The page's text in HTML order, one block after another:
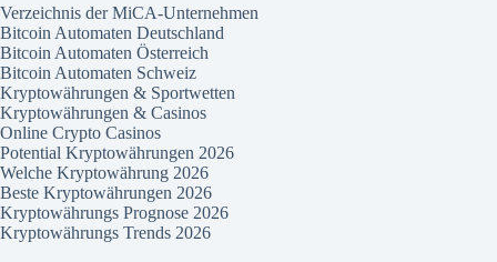
Verzeichnis der MiCA-Unternehmen
Bitcoin Automaten Deutschland
Bitcoin Automaten Österreich
Bitcoin Automaten Schweiz
Kryptowährungen & Sportwetten
Kryptowährungen & Casinos
Online Crypto Casinos
Potential Kryptowährungen 2026
Welche Kryptowährung 2026
Beste Kryptowährungen 2026
Kryptowährungs Prognose 2026
Kryptowährungs Trends 2026